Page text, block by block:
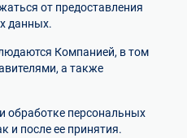
от предоставления
данных.
Компанией, в том
а также
обработке персональных
и после ее принятия.